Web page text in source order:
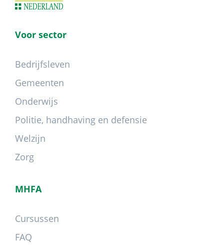
Voor sector
Bedrijfsleven
Gemeenten
Onderwijs
Politie, handhaving en defensie
Welzijn
Zorg
MHFA
Cursussen
FAQ